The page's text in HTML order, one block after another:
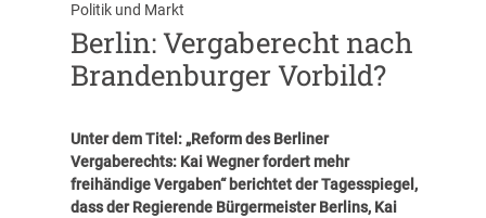
Politik und Markt
Berlin: Vergaberecht nach
Brandenburger Vorbild?
Unter dem Titel: „Reform des Berliner
Vergaberechts: Kai Wegner fordert mehr
freihändige Vergaben“ berichtet der Tagesspiegel,
dass der Regierende Bürgermeister Berlins, Kai